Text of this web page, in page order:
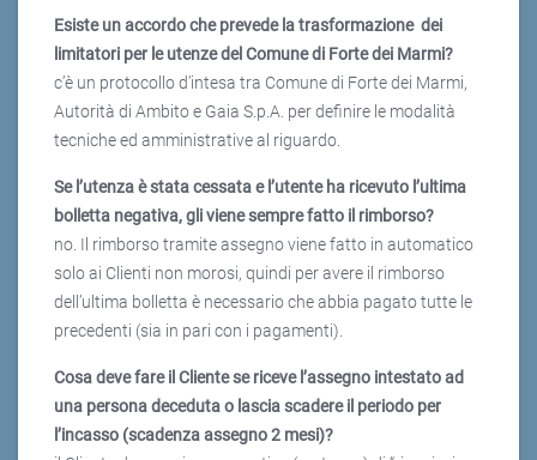
Esiste un accordo che prevede la trasformazione dei
limitatori per le utenze del Comune di Forte dei Marmi?
c’è un protocollo d’intesa tra Comune di Forte dei Marmi,
Autorità di Ambito e Gaia S.p.A. per definire le modalità
tecniche ed amministrative al riguardo.
Se l’utenza è stata cessata e l’utente ha ricevuto l’ultima
bolletta negativa, gli viene sempre fatto il rimborso?
no. Il rimborso tramite assegno viene fatto in automatico
solo ai Clienti non morosi, quindi per avere il rimborso
dell’ultima bolletta è necessario che abbia pagato tutte le
precedenti (sia in pari con i pagamenti).
Cosa deve fare il Cliente se riceve l’assegno intestato ad
una persona deceduta o lascia scadere il periodo per
l’incasso (scadenza assegno 2 mesi)?